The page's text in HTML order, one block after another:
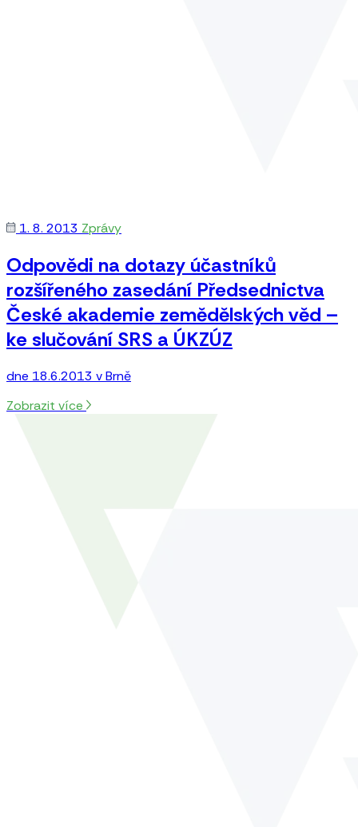
1. 8. 2013 Zprávy
Odpovědi na dotazy účastníků
rozšířeného zasedání Předsednictva
České akademie zemědělských věd –
ke slučování SRS a ÚKZÚZ
dne 18.6.2013 v Brně
Zobrazit více